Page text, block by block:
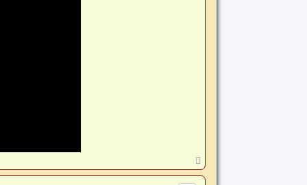
r
r